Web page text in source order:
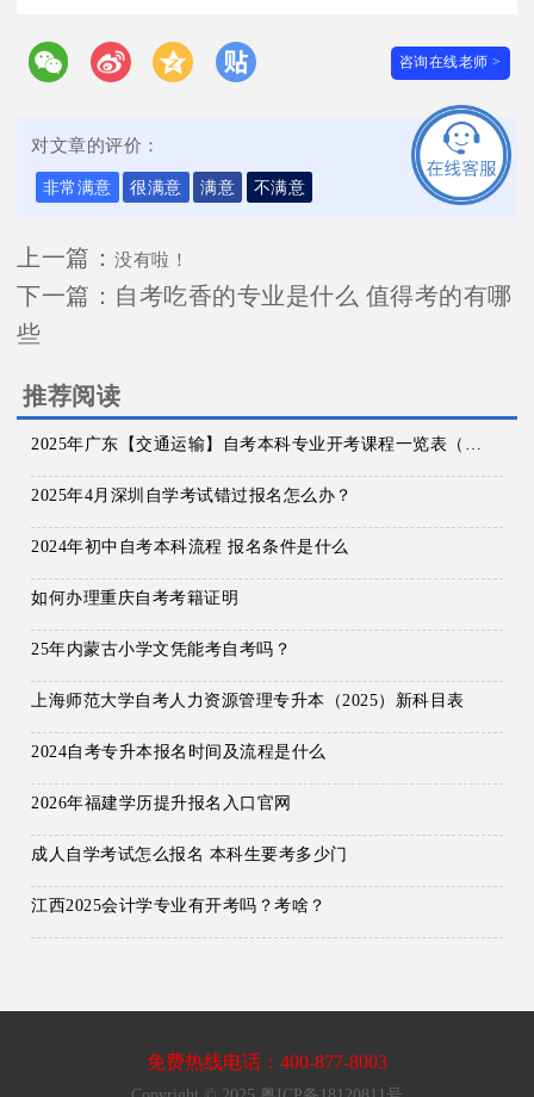
咨询在线老师 >
对文章的评价：
非常满意 很满意 满意 不满意
上一篇：没有啦！
下一篇： 自考吃香的专业是什么 值得考的有哪
些
推荐阅读
2025年广东【交通运输】自考本科专业开考课程一览表（全）
2025年4月深圳自学考试错过报名怎么办？
2024年初中自考本科流程 报名条件是什么
如何办理重庆自考考籍证明
25年内蒙古小学文凭能考自考吗？
上海师范大学自考人力资源管理专升本（2025）新科目表
2024自考专升本报名时间及流程是什么
2026年福建学历提升报名入口官网
成人自学考试怎么报名 本科生要考多少门
江西2025会计学专业有开考吗？考啥？
免费热线电话：400-877-8003